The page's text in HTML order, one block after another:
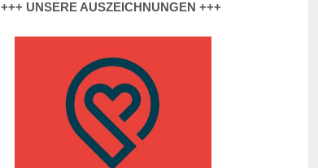
+++ UNSERE AUSZEICHNUNGEN +++